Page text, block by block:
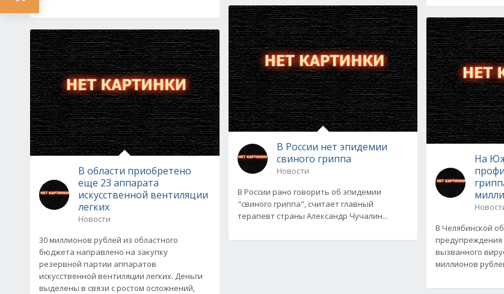
В области приобретено
еще 23 аппарата
искусственной вентиляции
легких
Новости
30 миллионов рублей из областного
бюджета направлено на закупку
резервной партии аппаратов
искусственной вентиляции легких. Деньги
выделены в связи с ростом осложнений,
В России нет эпидемии
свиного гриппа
Новости
В России рано говорить об эпидемии
"свиного гриппа", считает главный
терапевт страны Александр Чучалин...
На
В Челябинской
предупреждения
вызванного
миллионов